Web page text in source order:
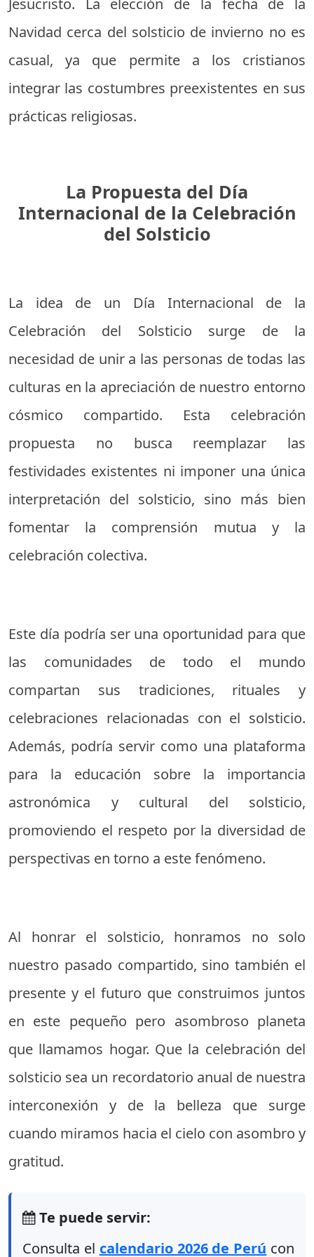
Navidad cerca del solsticio de invierno no es
casual, ya que permite a los cristianos
integrar las costumbres preexistentes en sus
prácticas religiosas.
La Propuesta del Día
Internacional de la Celebración
del Solsticio
La idea de un Día Internacional de la
Celebración del Solsticio surge de la
necesidad de unir a las personas de todas las
culturas en la apreciación de nuestro entorno
cósmico compartido. Esta celebración
propuesta no busca reemplazar las
festividades existentes ni imponer una única
interpretación del solsticio, sino más bien
fomentar la comprensión mutua y la
celebración colectiva.
Este día podría ser una oportunidad para que
las comunidades de todo el mundo
compartan sus tradiciones, rituales y
celebraciones relacionadas con el solsticio.
Además, podría servir como una plataforma
para la educación sobre la importancia
astronómica y cultural del solsticio,
promoviendo el respeto por la diversidad de
perspectivas en torno a este fenómeno.
Al honrar el solsticio, honramos no solo
nuestro pasado compartido, sino también el
presente y el futuro que construimos juntos
en este pequeño pero asombroso planeta
que llamamos hogar. Que la celebración del
solsticio sea un recordatorio anual de nuestra
interconexión y de la belleza que surge
cuando miramos hacia el cielo con asombro y
gratitud.
Te puede servir:
Consulta el calendario 2026 de Perú con